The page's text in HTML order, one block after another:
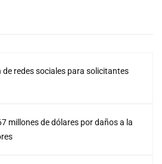
redes sociales para solicitantes
millones de dólares por daños a la